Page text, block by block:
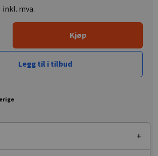
inkl. mva.
Kjøp
Legg til i tilbud